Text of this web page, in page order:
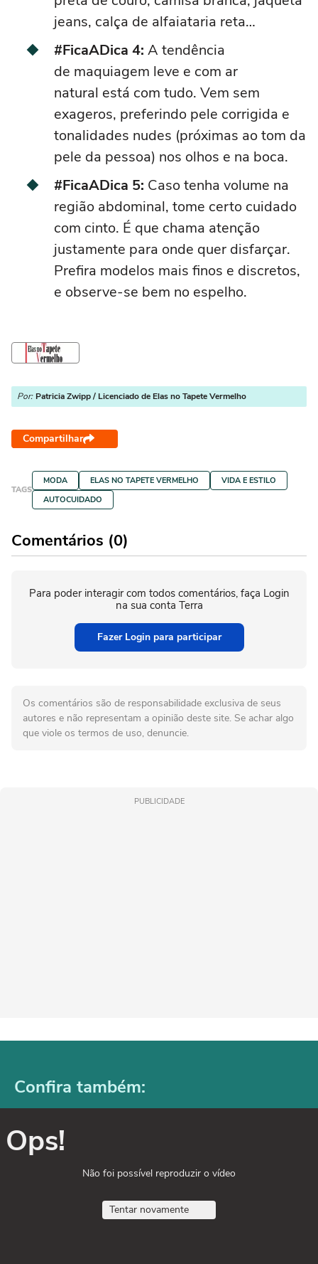
jeans, calça de alfaiataria reta…
#FicaADica 4: A tendência
de maquiagem leve e com ar
natural está com tudo. Vem sem
exageros, preferindo pele corrigida e
tonalidades nudes (próximas ao tom da
pele da pessoa) nos olhos e na boca.
#FicaADica 5: Caso tenha volume na
região abdominal, tome certo cuidado
com cinto. É que chama atenção
justamente para onde quer disfarçar.
Prefira modelos mais finos e discretos,
e observe-se bem no espelho.
Por: Patricia Zwipp / Licenciado de Elas no Tapete Vermelho
Compartilhar
TAGS
MODA ELAS NO TAPETE VERMELHO
VIDA E ESTILO
AUTOCUIDADO
Comentários (0)
Para poder interagir com todos comentários, faça Login
na sua conta Terra
Fazer Login para participar
Os comentários são de responsabilidade exclusiva de seus
autores e não representam a opinião deste site. Se achar algo
que viole os termos de uso, denuncie.
PUBLICIDADE
Confira também:
Ops!
Não foi possível reproduzir o vídeo
Tentar novamente